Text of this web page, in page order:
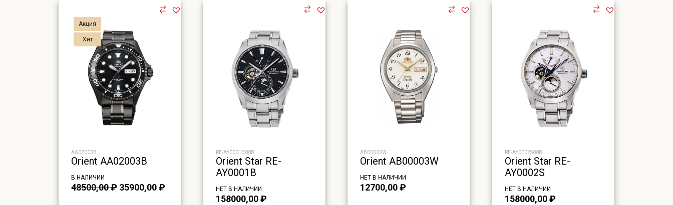
Акция
Хит
AA02003B
Orient AA02003B
В НАЛИЧИИ
48500,00₽ Первоначальная
35900,00₽
RE-AY0001B00B
Orient Star RE-
AY0001B
НЕТ В НАЛИЧИИ
158000,00₽
AB00003W
Orient AB00003W
НЕТ В НАЛИЧИИ
12700,00₽
RE-AY0002S00B
Orient Star RE-
AY0002S
НЕТ В НАЛИЧИИ
158000,00₽